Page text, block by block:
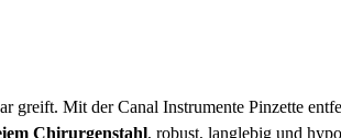
greift. Mit der Canal Instrumente Pinzette
Chirurgenstahl, robust, langlebig und